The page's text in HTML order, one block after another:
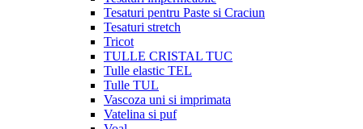
Tesaturi pentru Paste si Craciun
Tesaturi stretch
Tricot
TULLE CRISTAL TUC
Tulle elastic TEL
Tulle TUL
Vascoza uni si imprimata
Vatelina si puf